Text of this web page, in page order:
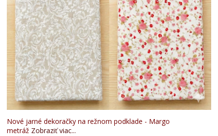
Nové jarné dekoračky na režnom podklade - Margo
metráž Zobraziť viac...